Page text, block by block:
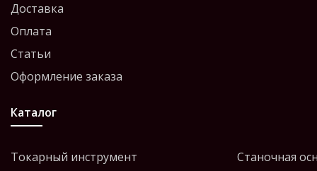
Доставка
Оплата
Статьи
Оформление заказа
Каталог
Токарный инструмент
Станочная